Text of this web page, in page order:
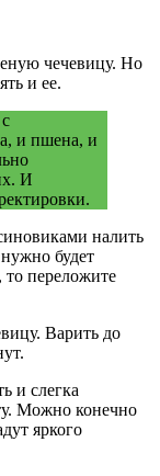
чечевицу. Но
и ее.
и пшена, и
И
налить
будет
то переложите
Варить до
и слегка
Можно конечно
яркого